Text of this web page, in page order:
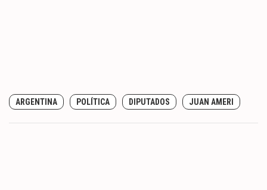
ARGENTINA POLÍTICA DIPUTADOS JUAN AMERI